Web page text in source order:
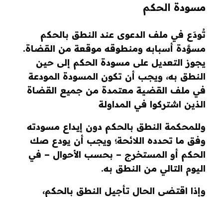
مسودة الحكم
تُودَع في ملف الدعوى عند النطق بالحكم
مسوَّدة أسبابه ومنطوقه موقعة من القضاة.
يجوز التعديل على مسودة الحكم إلى حين
النطق به، ويجب أن تكون المسودة المودعة
في ملف القضية معتمدة من جميع القضاة
الذين اشتركوا في المداولة
وللمحكمة النطق بالحكم دون إيداع مسودته
وفق ما تحدده اللائحة؛ ويجب أن يودع صك
الحكم أو المستخرج – بحسب الأحوال – في
اليوم التالي من النطق به.
وإذا اقتضى الحال تأجيل النطق بالحكم،